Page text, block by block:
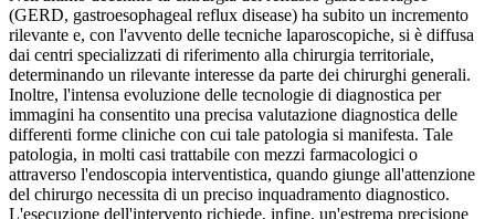
(GERD, gastroesophageal reflux disease) ha subito un incremento
rilevante e, con l'avvento delle tecniche laparoscopiche, si è diffusa
dai centri specializzati di riferimento alla chirurgia territoriale,
determinando un rilevante interesse da parte dei chirurghi generali.
Inoltre, l'intensa evoluzione delle tecnologie di diagnostica per
immagini ha consentito una precisa valutazione diagnostica delle
differenti forme cliniche con cui tale patologia si manifesta. Tale
patologia, in molti casi trattabile con mezzi farmacologici o
attraverso l'endoscopia interventistica, quando giunge all'attenzione
del chirurgo necessita di un preciso inquadramento diagnostico.
L'esecuzione dell'intervento richiede, infine, un'estrema precisione